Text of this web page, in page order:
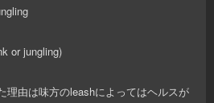
or jungling)
理由は味方のleashによってはヘルスが